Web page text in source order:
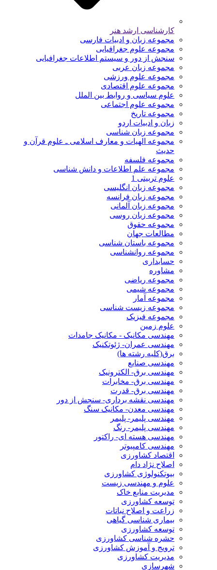
کارشناسی ارشد هنر
مجموعه زبان و ادبیات فارسی
مجموعه علوم جغرافیایی
سنجش از دور و سیستم اطلاعات جغرافیایی
مجموعه زبان عربی
مجموعه علوم ورزشی
مجموعه علوم اقتصادی
علوم سیاسی و روابط بین الملل
مجموعه علوم اجتماعی
مجموعه تاریخ
زبان و ادبیات اردو
مجموعه زبان شناسی
مجموعه الهیات و معارف اسلامی ـ علوم قرآن و
حدیث
مجموعه فلسفه
مجموعه علم اطلاعات و دانش شناسی
علوم تربیتی 1
مجموعه زبان انگلیسی
مجموعه زبان فرانسه
مجموعه زبان آلمانی
مجموعه زبان روسی
مجموعه حقوق
مطالعات جهان
مجموعه باستان شناسی
مجموعه روانشناسی
حسابداری
مشاوره
مجموعه ریاضی
مجموعه شیمی
مجموعه آمار
مجموعه زیست شناسی
مجموعه فیزیک
علوم زمین
مهندسی مکانیک - مکانیک جامدات
مهندسی عمران- ژئوتکنیک
برق(کلیه رشته ها)
مهندسی صنایع
مهندسی برق- الکترونیک
مهندسی برق- مخابرات
مهندسی برق- قدرت
مهندسی نقشه برداری- سنجش از دور
مهندسی معدن- مکانیک سنگ
مهندسی پلیمر- پلیمر
مهندسی پلیمر- رنگ
مهندسی هسته ای- راکتور
مهندسی کامپیوتر
اقتصاد کشاورزی
اصلاح نژاد دام
بیوتکنولوژی کشاورزی
علوم و مهندسی زیست
مدیریت منابع خاک
توسعه کشاورزی
زراعت و اصلاح نباتات
بیماری شناسی گیاهی
توسعه کشاورزی
حشره شناسی کشاورزی
ترویج و آموزش کشاورزی
مدیریت کشاورزی
شهرسازی